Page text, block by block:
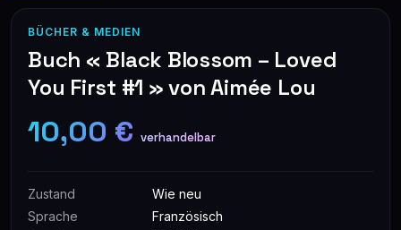
BÜCHER & MEDIEN
Buch « Black Blossom – Loved
You First #1 » von Aimée Lou
10,00 € verhandelbar
Zustand
Wie neu
Sprache
Französisch